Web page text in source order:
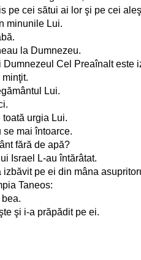
pe cei sătui ai lor şi pe cei
minunile Lui.
la Dumnezeu.
Cel Preaînalt este
Lui.
urgia Lui.
se mai întoarce.
fără de apă?
Israel L-au întărâtat.
pe ei din mâna
Taneos:
şi i-a prăpădit pe ei.